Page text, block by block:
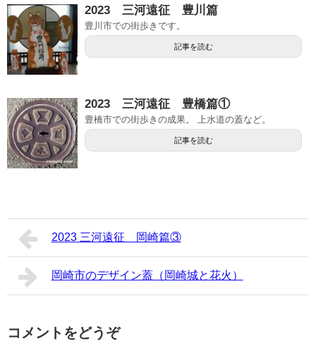
2023 三河遠征 豊川篇
豊川市での街歩きです。
記事を読む
2023 三河遠征 豊橋篇①
豊橋市での街歩きの成果。 上水道の蓋など。
記事を読む
2023 三河遠征 岡崎篇③
岡崎市のデザイン蓋（岡崎城と花火）
コメントをどうぞ